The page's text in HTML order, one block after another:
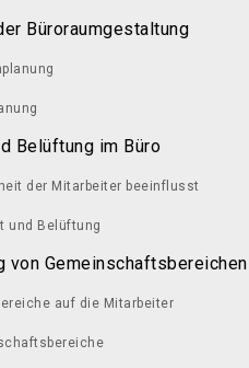
Büroraumgestaltung
Belüftung im Büro
der Mitarbeiter beeinflusst
und Belüftung
von Gemeinschaftsbereichen
auf die Mitarbeiter